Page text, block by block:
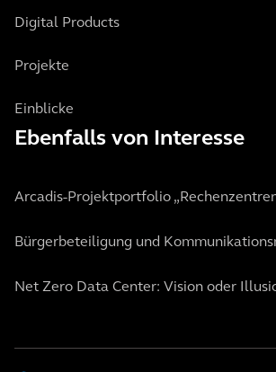
Digital Products
Projekte
Einblicke
Ebenfalls von Interesse
Arcadis-Projektportfolio
Bürgerbeteiligung und
Net Zero Data Center: Vision oder